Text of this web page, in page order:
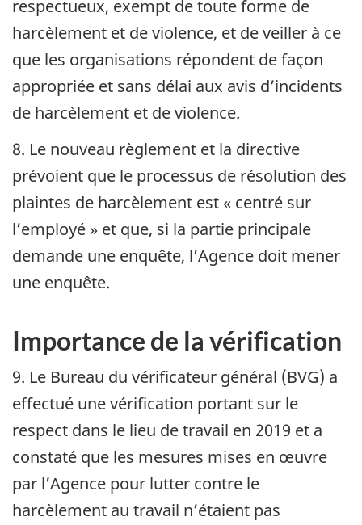
respectueux, exempt de toute forme de
harcèlement et de violence, et de veiller à ce
que les organisations répondent de façon
appropriée et sans délai aux avis d’incidents
de harcèlement et de violence.
8. Le nouveau règlement et la directive
prévoient que le processus de résolution des
plaintes de harcèlement est « centré sur
l’employé » et que, si la partie principale
demande une enquête, l’Agence doit mener
une enquête.
Importance de la vérification
9. Le Bureau du vérificateur général (BVG) a
effectué une vérification portant sur le
respect dans le lieu de travail en 2019 et a
constaté que les mesures mises en œuvre
par l’Agence pour lutter contre le
harcèlement au travail n’étaient pas